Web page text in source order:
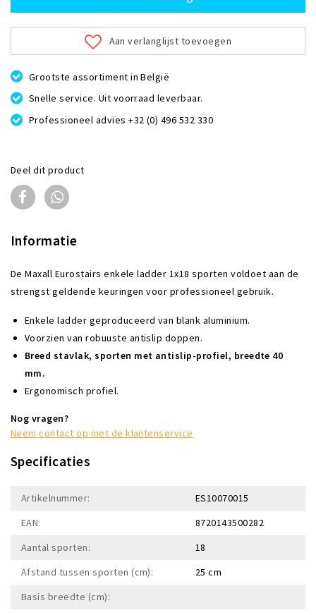
Aan verlanglijst toevoegen
Grootste assortiment in België
Snelle service. Uit voorraad leverbaar.
Professioneel advies +32 (0) 496 532 330
Deel dit product
Informatie
De Maxall Eurostairs enkele ladder 1x18 sporten voldoet aan de
strengst geldende keuringen voor professioneel gebruik.
Enkele ladder geproduceerd van blank aluminium.
Voorzien van robuuste antislip doppen.
Breed stavlak, sporten met antislip-profiel, breedte 40
mm.
Ergonomisch profiel.
Nog vragen?
Neem contact op met de klantenservice
Specificaties
Artikelnummer:
ES10070015
EAN:
8720143500282
Aantal sporten:
18
Afstand tussen sporten (cm):
25 cm
Basis breedte (cm):